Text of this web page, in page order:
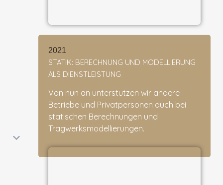
2021
STATIK: BERECHNUNG UND MODELLIERUNG
ALS DIENSTLEISTUNG
Von nun an unterstützen wir andere
Betriebe und Privatpersonen auch bei
statischen Berechnungen und
Tragwerksmodellierungen.